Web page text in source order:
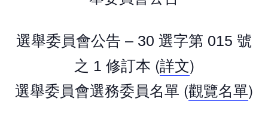
選舉委員會公告 – 30 選字第 015 號
之 1 修訂本 (詳文)
選舉委員會選務委員名單 (觀覽名單)